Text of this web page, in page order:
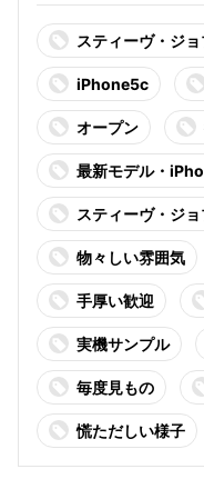
スティーヴ・ジ
iPhone5c
オープン
最新モデル・
スティーヴ・ジ
物々しい雰囲気
手厚い歓迎
実機サンプル
毎度見もの
慌ただしい様子